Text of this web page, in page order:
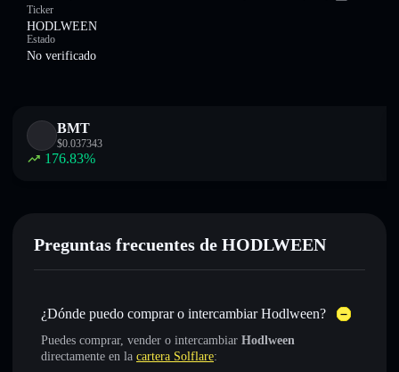
Ticker
HODLWEEN
Estado
No verificado
BMT
$0.037343
176.83%
Preguntas frecuentes de HODLWEEN
¿Dónde puedo comprar o intercambiar Hodlween?
Puedes comprar, vender o intercambiar Hodlween
directamente en la cartera Solflare: